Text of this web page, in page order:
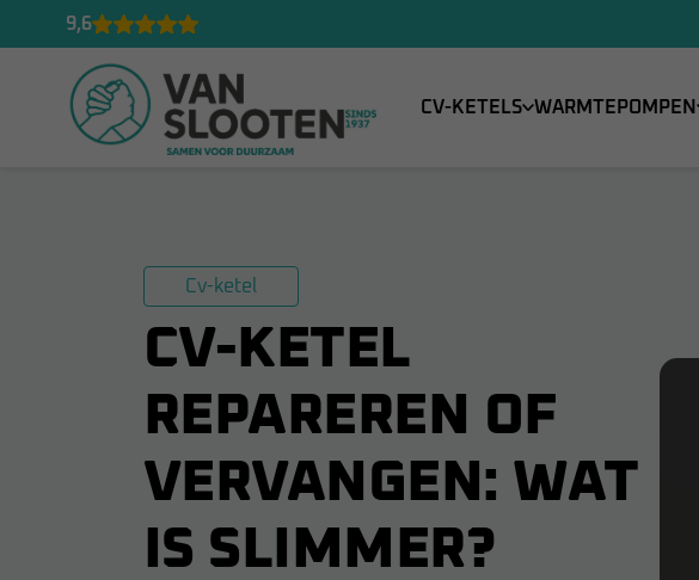
9,6
CV-KETELS WARMTEPOMPEN
Cv-ketel
CV-KETEL
REPAREREN OF
VERVANGEN: WAT
IS SLIMMER?